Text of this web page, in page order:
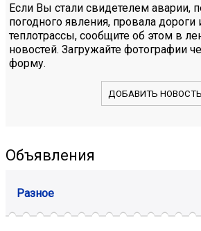
Если Вы стали свидетелем аварии,
погодного явления, провала
теплотрассы, сообщите об этом в
новостей. Загружайте фотографии
форму.
ДОБАВИТЬ НОВОСТЬ
Объявления
Разное